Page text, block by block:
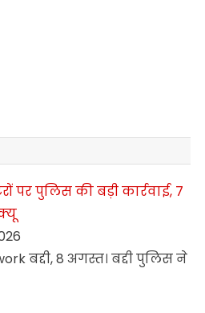
पर पुलिस की बड़ी कार्रवाई, 7
बद्दी, 8 अगस्त। बद्दी पुलिस ने